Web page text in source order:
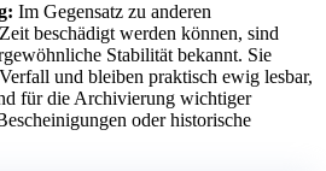
Im Gegensatz zu anderen
beschädigt werden können, sind
Stabilität bekannt. Sie
und bleiben praktisch ewig lesbar,
für die Archivierung wichtiger
oder historische